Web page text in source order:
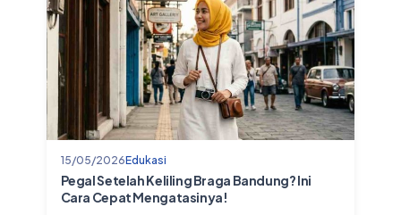
15/05/2026Edukasi
Pegal Setelah Keliling Braga Bandung? Ini
Cara Cepat Mengatasinya!